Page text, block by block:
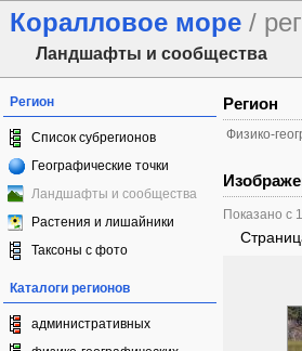
Коралловое море /
Ландшафты и сообщества
Регион
Список субрегионов
Географические точки
Ландшафты и сообщества
Растения и лишайники
Таксоны с фото
Каталоги регионов
административных
Регион
Физико-
Показано с